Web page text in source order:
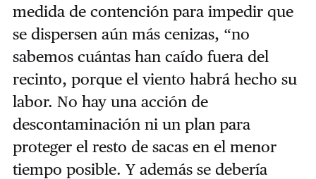
medida de contención para impedir que
se dispersen aún más cenizas, “no
sabemos cuántas han caído fuera del
recinto, porque el viento habrá hecho su
labor. No hay una acción de
descontaminación ni un plan para
proteger el resto de sacas en el menor
tiempo posible. Y además se debería